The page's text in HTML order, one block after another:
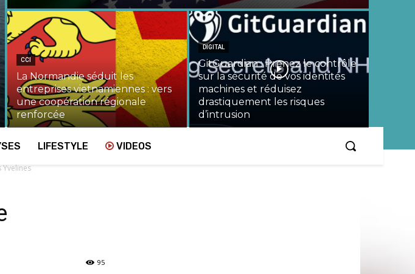
CCI
La Normandie séduit les
entreprises vietnamiennes : vers
une coopération régionale
renforcée
DIGITAL
GitGuardian : Prenez le contrôle
sur la sécurité de vos identités
machines et réduisez
drastiquement les risques
d’intrusion
LIFESTYLE VIDEOS
Yvelines
95